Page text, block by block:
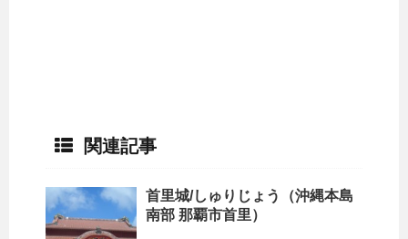
関連記事
首里城/しゅりじょう（沖縄本島
南部 那覇市首里）